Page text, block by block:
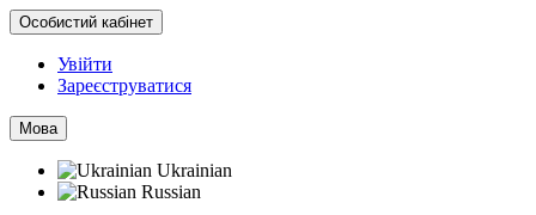
Особистий кабінет
Увійти
Зареєструватися
Мова
Ukrainian
Russian